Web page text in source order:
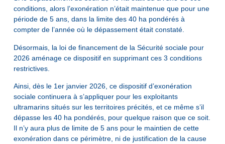
conditions, alors l’exonération n’était maintenue que pour une
période de 5 ans, dans la limite des 40 ha pondérés à
compter de l’année où le dépassement était constaté.
Désormais, la loi de financement de la Sécurité sociale pour
2026 aménage ce dispositif en supprimant ces 3 conditions
restrictives.
Ainsi, dès le 1er janvier 2026, ce dispositif d’exonération
sociale continuera à s’appliquer pour les exploitants
ultramarins situés sur les territoires précités, et ce même s’il
dépasse les 40 ha pondérés, pour quelque raison que ce soit.
Il n’y aura plus de limite de 5 ans pour le maintien de cette
exonération dans ce périmètre, ni de justification de la cause